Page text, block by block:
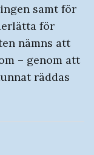
samt för
för
nämns att
– genom att
räddas